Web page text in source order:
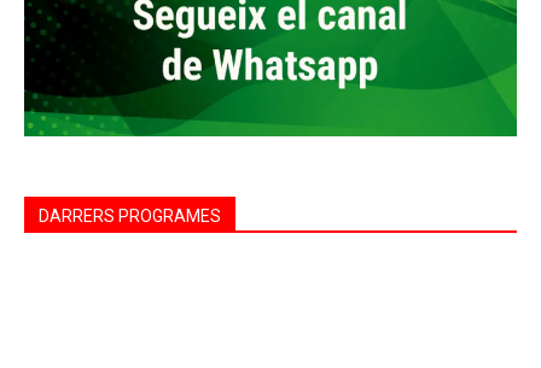
DARRERS PROGRAMES